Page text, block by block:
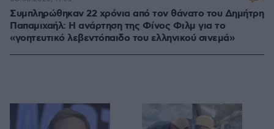
Συμπληρώθηκαν 22 χρόνια από τον θάνατο του Δημήτρη
Παπαμιχαήλ: Η ανάρτηση της Φίνος Φιλμ για το
«γοητευτικό λεβεντόπαιδο του ελληνικού σινεμά»